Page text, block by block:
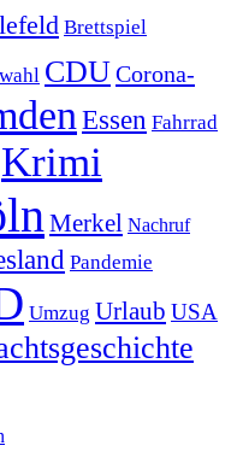
Brettspiel
CDUCorona-
Essen Fahrrad
Krimi
Merkel Nachruf
Pandemie
Umzug Urlaub USA